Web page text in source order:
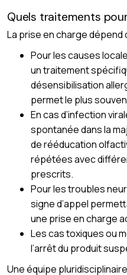
Quels traitements
La prise en charge dépend
Pour les causes
un traitement
désensibilisation
permet le plus
En cas d’infection
spontanée dans la
de rééducation
répétées avec
prescrits.
Pour les troubles
signe d’appel
une prise en charge
Les cas toxiques ou
l’arrêt du produit
Une équipe